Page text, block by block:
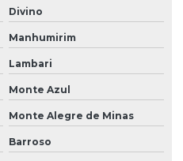
Divino
Manhumirim
Lambari
Monte Azul
Monte Alegre de Minas
Barroso